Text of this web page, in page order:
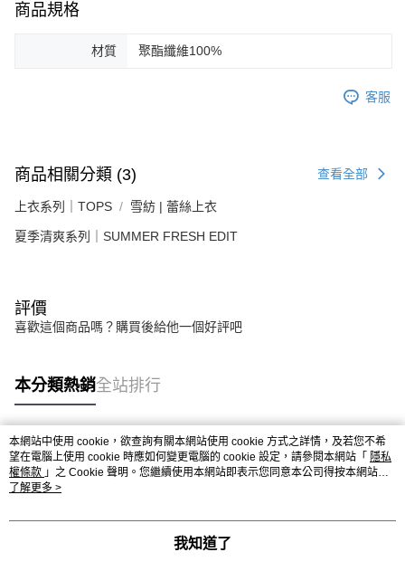
商品規格
材質 聚酯纖維100%
客服
商品相關分類 (3) 查看全部
上衣系列｜TOPS 雪紡 | 蕾絲上衣
夏季清爽系列｜SUMMER FRESH EDIT
評價
喜歡這個商品嗎？購買後給他一個好評吧
本分類熱銷全站排行
熱門標籤
本網站中使用 cookie，欲查詢有關本網站使用 cookie 方式之詳情，及若您不希
望在電腦上使用 cookie 時應如何變更電腦的 cookie 設定，請參閱本網站「 隱私
權條款 」之 Cookie 聲明。您繼續使用本網站即表示您同意本公司得按本網站使
用條款之 Cookie 聲明使用 cookie。
了解更多 >
我知道了